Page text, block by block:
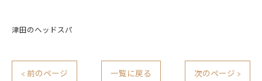
津田のヘッドスパ
< 前のページ 一覧に戻る 次のページ >